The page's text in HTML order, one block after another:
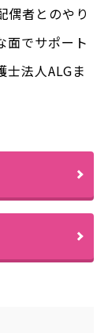
偶者とのやり
面でサポート
法人ALGま